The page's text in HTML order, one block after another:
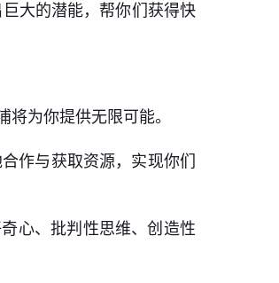
大的潜能，帮你们获得快
为你提供无限可能。
作与获取资源，实现你们
心、批判性思维、创造性